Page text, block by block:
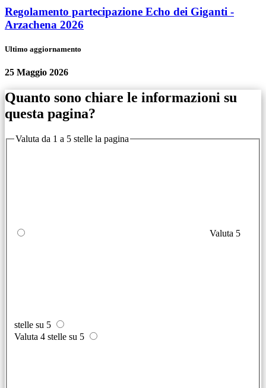
Regolamento partecipazione Echo dei Giganti -
Arzachena 2026
Ultimo aggiornamento
25 Maggio 2026
Quanto sono chiare le informazioni su
questa pagina?
Valuta da 1 a 5 stelle la pagina
Valuta 5
stelle su 5
Valuta 4 stelle su 5